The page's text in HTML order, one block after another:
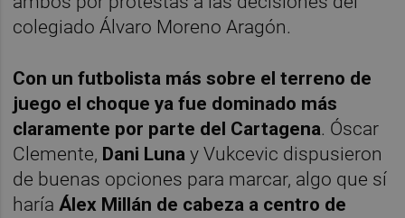
colegiado Álvaro Moreno Aragón.
Con un futbolista más sobre el terreno de
juego el choque ya fue dominado más
claramente por parte del Cartagena. Óscar
Clemente, Dani Luna y Vukcevic dispusieron
de buenas opciones para marcar, algo que sí
haríaÁlex Millán de cabeza a centro de